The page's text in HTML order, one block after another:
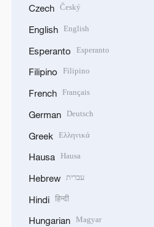
Czech Český
English English
Esperanto Esperanto
Filipino Filipino
French Français
German Deutsch
Greek Ελληνικά
Hausa Hausa
Hebrew עברית
Hindi हिन्दी
Hungarian Magyar